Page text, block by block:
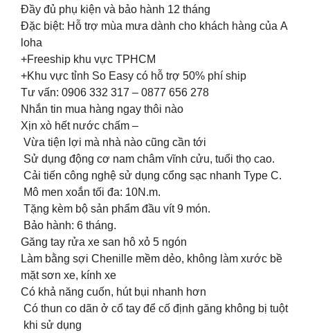
Đầy đủ phụ kiện và bảo hành 12 tháng
Đặc biệt: Hỗ trợ mùa mưa dành cho khách hàng của A
loha
+Freeship khu vực TPHCM
+Khu vực tỉnh So Easy có hỗ trợ 50% phí ship
Tư vấn: 0906 332 317 – 0877 656 278
Nhắn tin mua hàng ngay thôi nào
Xịn xò hết nước chấm –
Vừa tiện lợi mà nhà nào cũng cần tới
Sử dụng động cơ nam châm vĩnh cửu, tuổi thọ cao.
Cải tiến công nghệ sử dụng cổng sạc nhanh Type C.
Mô men xoắn tối đa: 10N.m.
Tặng kèm bộ sản phẩm đầu vít 9 món.
Bảo hành: 6 tháng.
Găng tay rửa xe san hô xỏ 5 ngón
Làm bằng sợi Chenille mềm dẻo, không làm xước bề
mặt sơn xe, kính xe
Có khả năng cuốn, hút bụi nhanh hơn
Có thun co dãn ở cổ tay để cố định găng không bị tuột
khi sử dụng